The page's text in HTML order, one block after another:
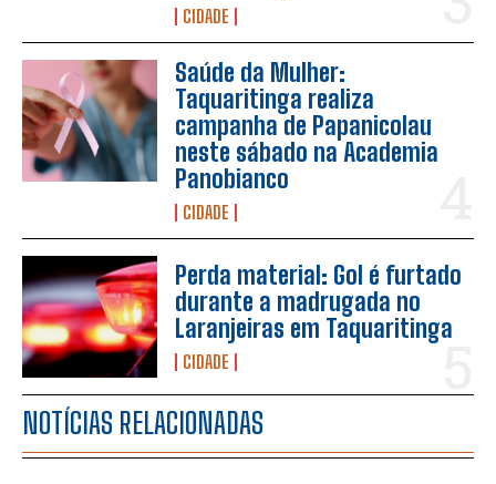
CIDADE
Saúde da Mulher:
Taquaritinga realiza
campanha de Papanicolau
neste sábado na Academia
Panobianco
CIDADE
Perda material: Gol é furtado
durante a madrugada no
Laranjeiras em Taquaritinga
CIDADE
NOTÍCIAS RELACIONADAS